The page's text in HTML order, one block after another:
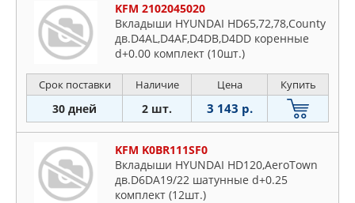
KFM 2102045020
Вкладыши HYUNDAI HD65,72,78,County
дв.D4AL,D4AF,D4DB,D4DD коренные
d+0.00 комплект (10шт.)
Срок поставки Наличие Цена Купить
30 дней 2 шт. 3 143 р.
KFM K0BR111SF0
Вкладыши HYUNDAI HD120,AeroTown
дв.D6DA19/22 шатунные d+0.25
комплект (12шт.)